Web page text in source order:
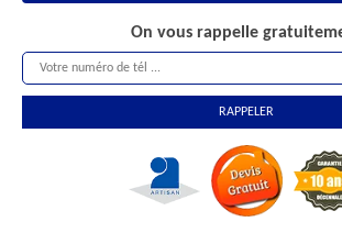
On vous rappelle